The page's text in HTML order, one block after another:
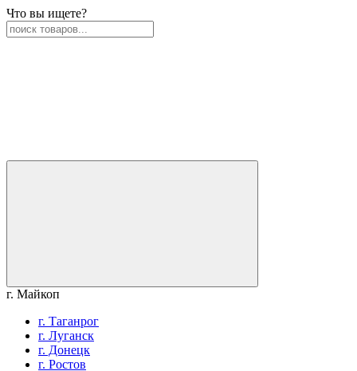
Что вы ищете?
г. Майкоп
г. Таганрог
г. Луганск
г. Донецк
г. Ростов